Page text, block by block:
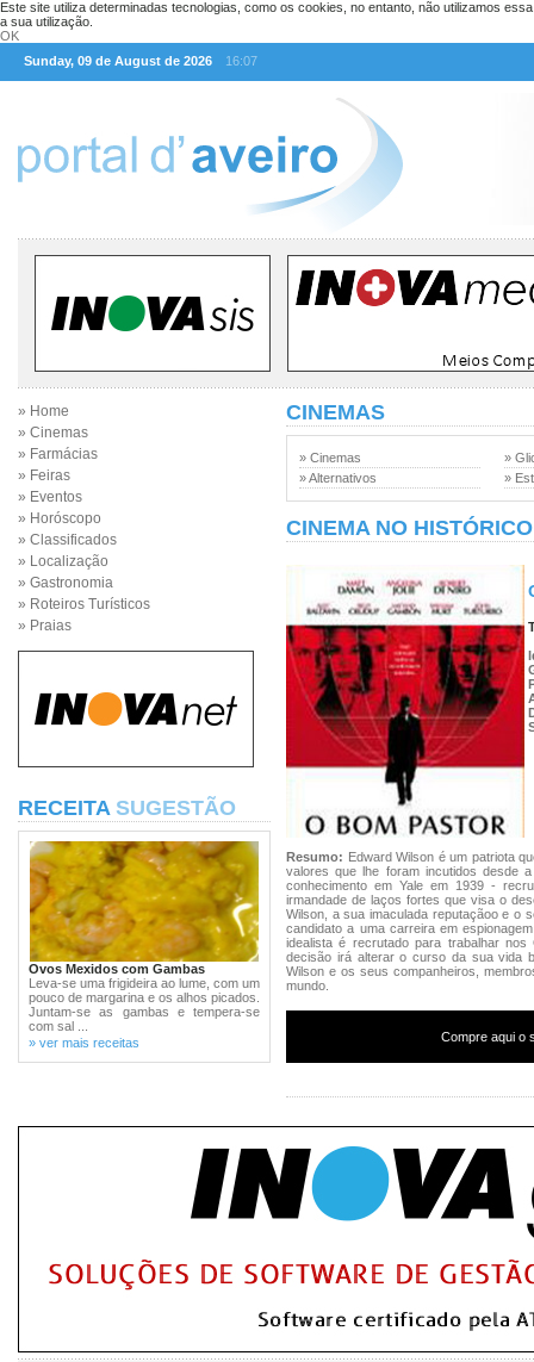
Este site utiliza determinadas tecnologias, como os cookies, no entanto, não utilizamos
a sua utilização.
OK
Sunday, 09 de August de 2026
16:07
» Home
» Cinemas
» Farmácias
» Feiras
» Eventos
» Horóscopo
» Classificados
» Localização
» Gastronomia
» Roteiros Turísticos
» Praias
RECEITA SUGESTÃO
Ovos Mexidos com Gambas
Leva-se uma frigideira ao lume, com um
pouco de margarina e os alhos picados.
Juntam-se as gambas e tempera-se
com sal ...
» ver mais receitas
CINEMAS
» Cinemas
» Alternativos
»
»
CINEMA NO HISTÓRICO
Resumo: Edward Wilson é um patriota
valores que lhe foram incutidos desde
conhecimento em Yale em 1939 -
irmandade de laços fortes que visa o
Wilson, a sua imaculada reputaçãoo e o
candidato a uma carreira em
idealista é recrutado para trabalhar
decisão irá alterar o curso da sua vida
Wilson e os seus companheiros,
mundo.
Compre aqui o